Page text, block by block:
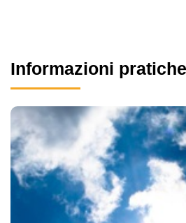
Informazioni pratiche